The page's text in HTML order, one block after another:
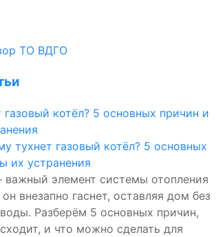
ТО ВДГО
тухнет газовый котёл? 5 основных
их устранения
важный элемент системы отопления
внезапно гаснет, оставляя дом без
Разберём 5 основных причин,
и что можно сделать для